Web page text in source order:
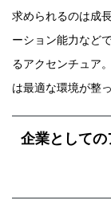
求められるのは成
ーション能力など
るアクセンチュア
は最適な環境が整
企業としての